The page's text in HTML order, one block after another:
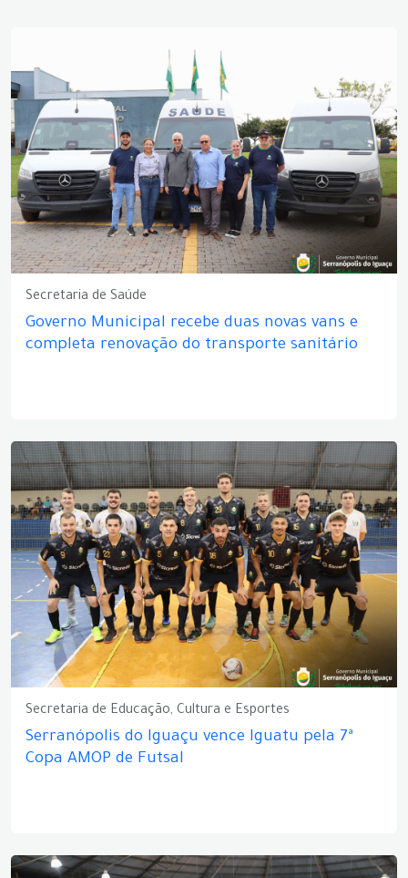
Secretaria de Saúde
Governo Municipal recebe duas novas vans e
completa renovação do transporte sanitário
Secretaria de Educação, Cultura e Esportes
Serranópolis do Iguaçu vence Iguatu pela 7ª
Copa AMOP de Futsal